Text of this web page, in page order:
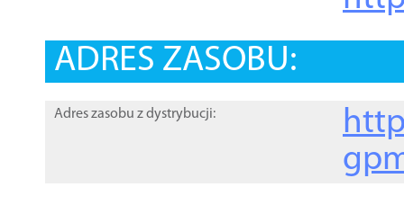
ADRES ZASOBU:
Adres zasobu z dystrybucji: